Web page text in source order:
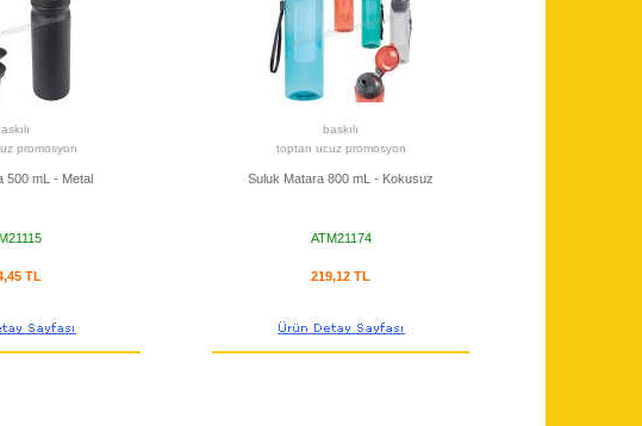
promosyon
500 mL - Metal
TL
baskılı
toptan ucuz promosyon
Suluk Matara 800 mL - Kokusuz
ATM21174
219,12 TL